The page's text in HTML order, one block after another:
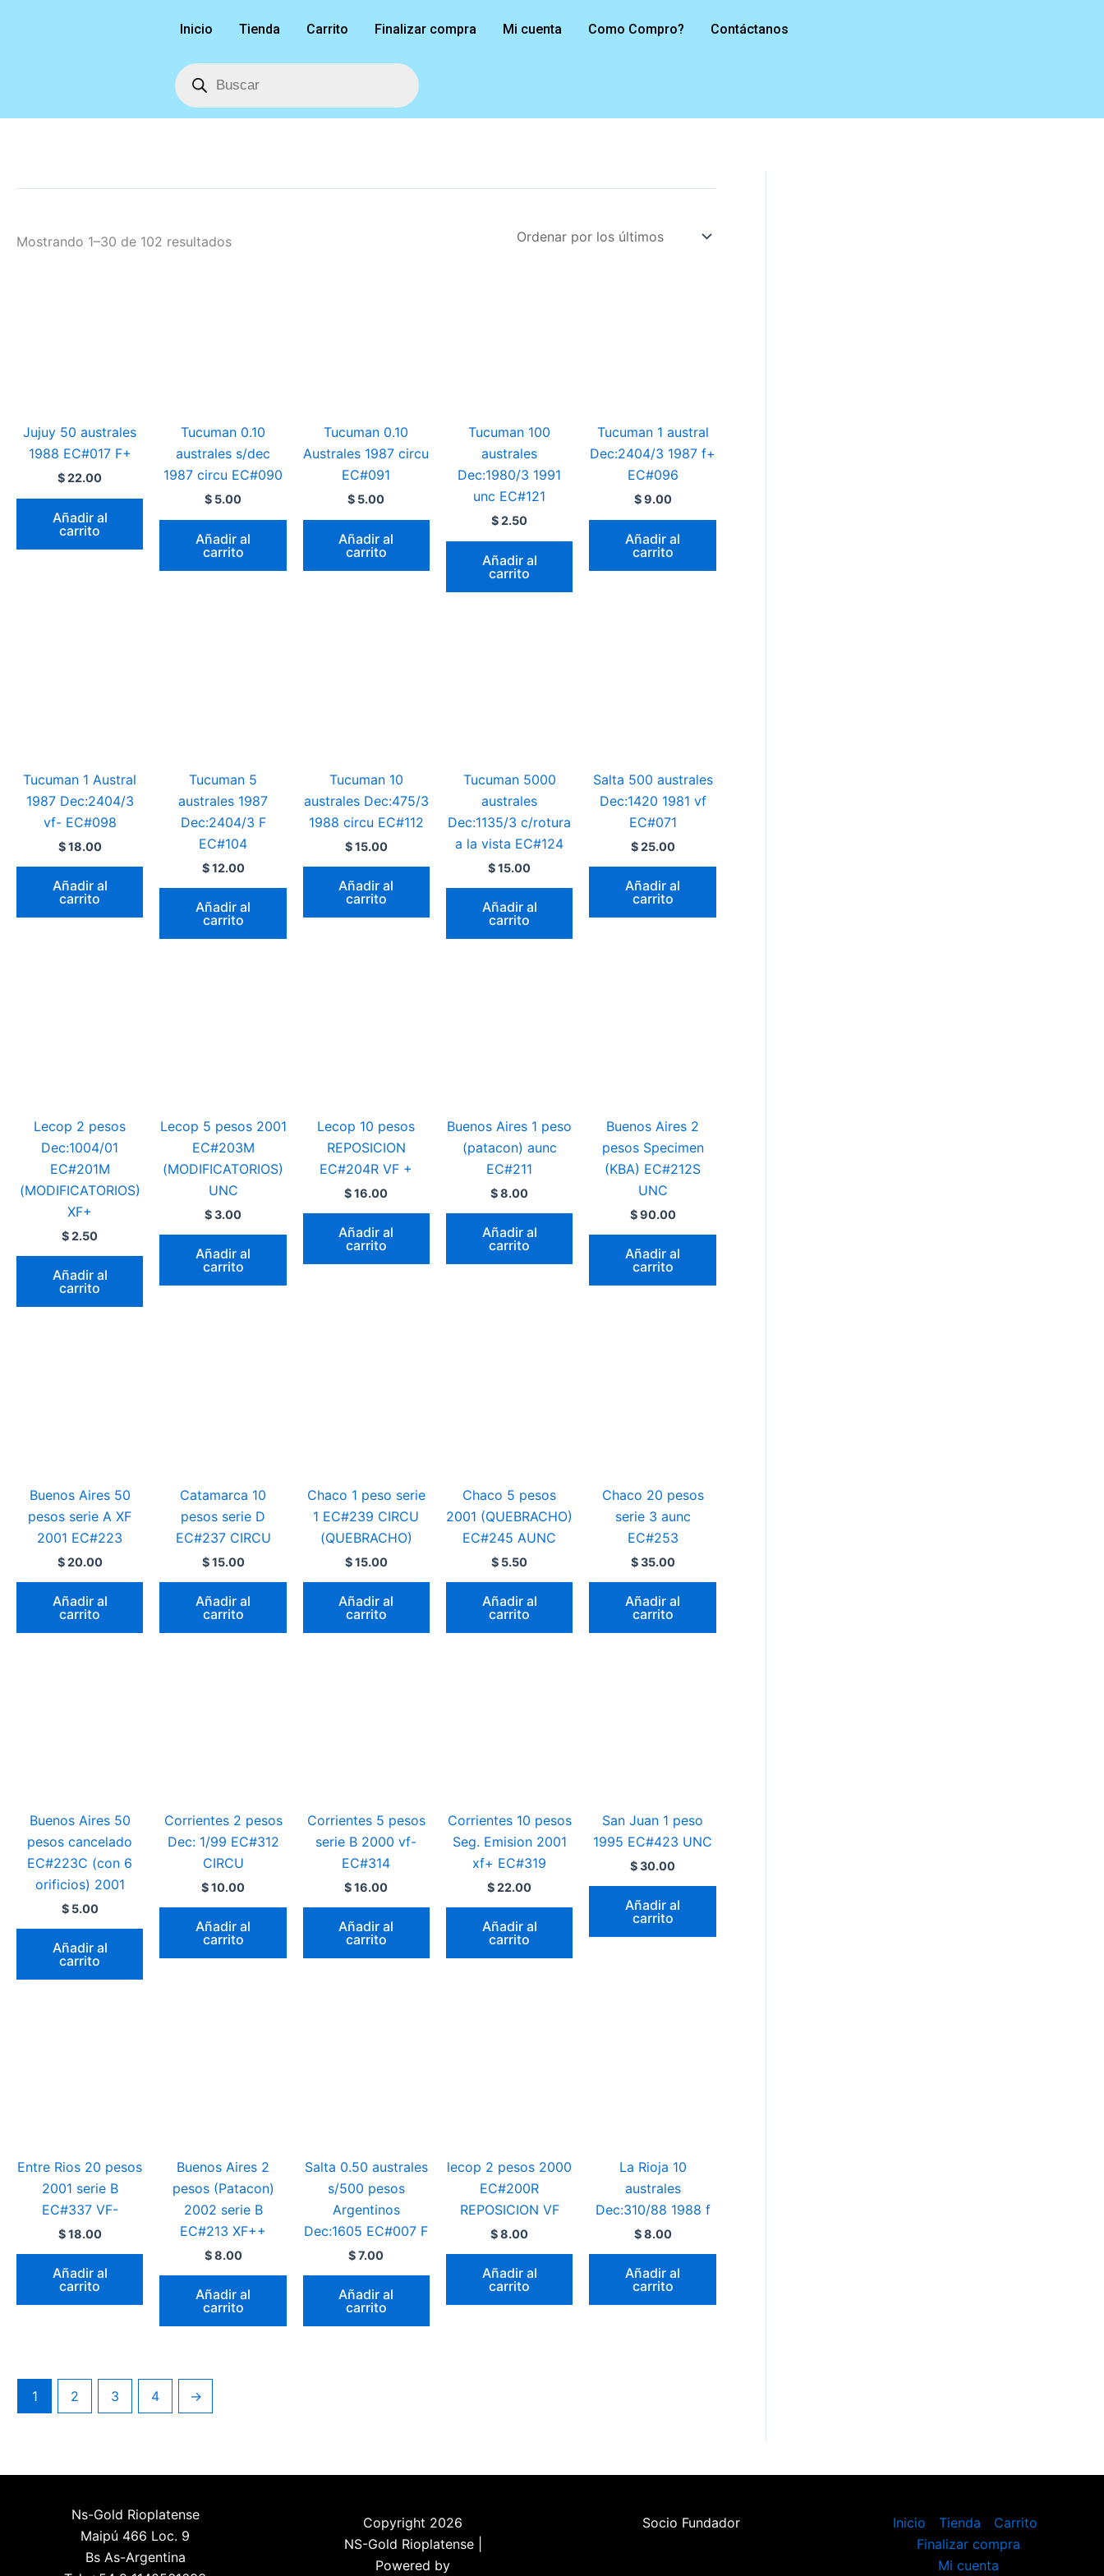
Inicio Tienda Carrito Finalizar compra Mi cuenta Como Compro?
Contáctanos
Búsqueda
de
productos
Mostrando 1–30 de 102 resultados
los
Jujuy 50 australes
1988 EC#017 F+
$22.00
Añadir al
carrito
Tucuman 0.10
australes s/dec
1987 circu EC#090
$ 5.00
Añadir al
carrito
Tucuman 0.10
Australes 1987 circu
EC#091
$ 5.00
Añadir al
carrito
Tucuman 100
australes
Dec:1980/3 1991
unc EC#121
$2.50
Añadir al
carrito
Tucuman 1 austral
Dec:2404/3 1987 f+
EC#096
$9.00
Añadir al
carrito
Tucuman 1 Austral
1987 Dec:2404/3
vf- EC#098
$18.00
Añadir al
carrito
Tucuman 5
australes 1987
Dec:2404/3 F
EC#104
$12.00
Añadir al
carrito
Tucuman 10
australes Dec:475/3
1988 circu EC#112
$15.00
Añadir al
carrito
Tucuman 5000
australes
Dec:1135/3 c/rotura
a la vista EC#124
$15.00
Añadir al
carrito
Salta 500 australes
Dec:1420 1981 vf
EC#071
$25.00
Añadir al
carrito
Lecop 2 pesos
Dec:1004/01
EC#201M
(MODIFICATORIOS)
XF+
$2.50
Añadir al
carrito
Lecop 5 pesos 2001
EC#203M
(MODIFICATORIOS)
UNC
$3.00
Añadir al
carrito
Lecop 10 pesos
REPOSICION
EC#204R VF +
$16.00
Añadir al
carrito
Buenos Aires 1 peso
(patacon) aunc
EC#211
$8.00
Añadir al
carrito
Buenos Aires 2
pesos Specimen
(KBA) EC#212S
UNC
$90.00
Añadir al
carrito
Buenos Aires 50
pesos serie A XF
2001 EC#223
$20.00
Añadir al
carrito
Catamarca 10
pesos serie D
EC#237 CIRCU
$15.00
Añadir al
carrito
Chaco 1 peso serie
1 EC#239 CIRCU
(QUEBRACHO)
$15.00
Añadir al
carrito
Chaco 5 pesos
2001 (QUEBRACHO)
EC#245 AUNC
$ 5.50
Añadir al
carrito
Chaco 20 pesos
serie 3 aunc
EC#253
$35.00
Añadir al
carrito
Buenos Aires 50
pesos cancelado
EC#223C (con 6
orificios) 2001
$5.00
Añadir al
carrito
Corrientes 2 pesos
Dec: 1/99 EC#312
CIRCU
$10.00
Añadir al
carrito
Corrientes 5 pesos
serie B 2000 vf-
EC#314
$16.00
Añadir al
carrito
Corrientes 10 pesos
Seg. Emision 2001
xf+ EC#319
$22.00
Añadir al
carrito
San Juan 1 peso
1995 EC#423 UNC
$30.00
Añadir al
carrito
Entre Rios 20 pesos
2001 serie B
EC#337 VF-
$18.00
Añadir al
carrito
Buenos Aires 2
pesos (Patacon)
2002 serie B
EC#213 XF++
$8.00
Añadir al
carrito
Salta 0.50 australes
s/500 pesos
Argentinos
Dec:1605 EC#007 F
$7.00
Añadir al
carrito
lecop 2 pesos 2000
EC#200R
REPOSICION VF
$8.00
Añadir al
carrito
La Rioja 10
australes
Dec:310/88 1988 f
$8.00
Añadir al
carrito
1 2 3 4 →
Ns-Gold Rioplatense
Maipú 466 Loc. 9
Bs As-Argentina
Copyright 2026
NS-Gold Rioplatense |
Powered by
Socio Fundador Inicio Tienda
Carrito
Finalizar compra
Mi cuenta